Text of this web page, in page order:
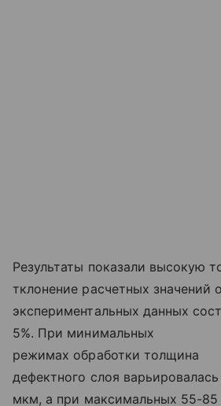
Результаты показали высокую
тклонение расчетных значений
экспериментальных данных
5%. При минимальных
режимах обработки толщина
дефектного слоя
мкм, а при максимальных 55-